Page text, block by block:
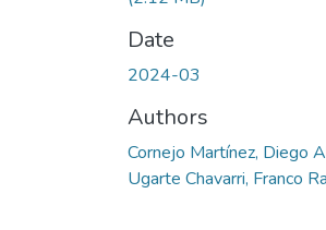
Date
2024-03
Authors
Cornejo Martínez, Diego
Ugarte Chavarri, Franco